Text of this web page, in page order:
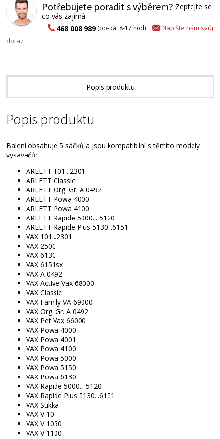
Potřebujete poradit s výběrem? Zeptejte se
co vás zajímá
468 008 989(po-pá: 8-17 hod)
Napište nám svůj
dotaz
Popis produktu
Popis produktu
Balení obsahuje 5 sáčků a jsou kompatibilní s těmito modely
vysavačů:
ARLETT 101...2301
ARLETT Classic
ARLETT Org. Gr. A 0492
ARLETT Powa 4000
ARLETT Powa 4100
ARLETT Rapide 5000... 5120
ARLETT Rapide Plus 5130...6151
VAX 101...2301
VAX 2500
VAX 6130
VAX 6151sx
VAX A 0492
VAX Active Vax 68000
VAX Classic
VAX Family VA 69000
VAX Org. Gr. A 0492
VAX Pet Vax 66000
VAX Powa 4000
VAX Powa 4001
VAX Powa 4100
VAX Powa 5000
VAX Powa 5150
VAX Powa 6130
VAX Rapide 5000... 5120
VAX Rapide Plus 5130...6151
VAX Sukka
VAX V 10
VAX V 1050
VAX V 1100